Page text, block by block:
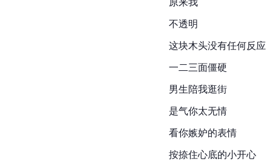
不透明
这块木头没有任何反应
一二三面僵硬
男生陪我逛街
是气你太无情
看你嫉妒的表情
按捺住心底的小开心